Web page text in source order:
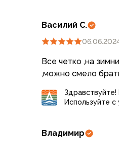
Коврики
Надувные
Пенки
Сидушки
Аксессуары
Рюкзаки
Легкоходные
Василий С.
Все четко ,на
,можно смело
Используйте
Владимир